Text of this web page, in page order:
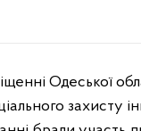
Одеської
захисту